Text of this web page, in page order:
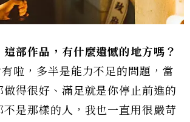
部作品，有什麼遺憾的地方嗎？
啦，多半是能力不足的問題，當
做得很好、滿足就是你停止前進的
不是那樣的人，我也一直用很嚴苛